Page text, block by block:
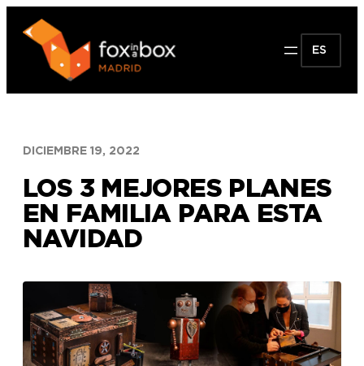
Saltar
contenido
ES
DICIEMBRE 19, 2022
LOS 3 MEJORES PLANES
EN FAMILIA PARA ESTA
NAVIDAD